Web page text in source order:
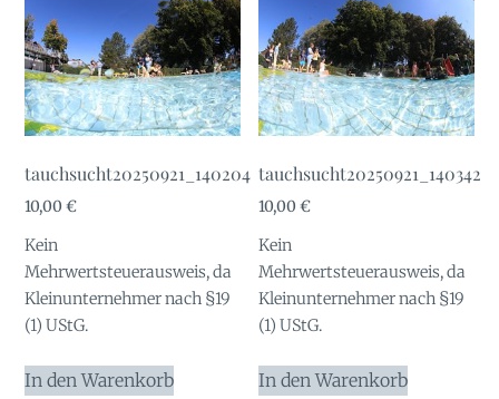
tauchsucht20250921_140204
10,00€
Kein
Mehrwertsteuerausweis, da
Kleinunternehmer nach §19
(1) UStG.
In den Warenkorb
tauchsucht20250921_140342
10,00€
Kein
Mehrwertsteuerausweis, da
Kleinunternehmer nach §19
(1) UStG.
In den Warenkorb